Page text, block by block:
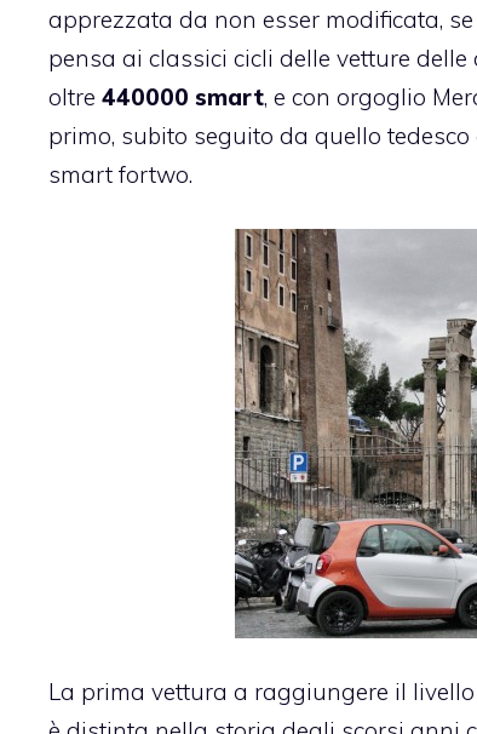
apprezzata da non esser modificata,
pensa ai classici cicli delle vetture
oltre 440000 smart, e con orgoglio
primo, subito seguito da quello tedesco
smart fortwo.
La prima vettura a raggiungere il